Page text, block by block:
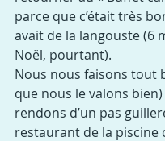
parce que c’était très
avait de la langouste (6
Noël, pourtant).
Nous nous faisons tout
que nous le valons
rendons d’un pas
restaurant de la piscine